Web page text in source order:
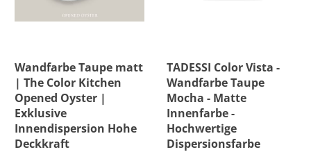
Wandfarbe Taupe matt
| The Color Kitchen
Opened Oyster |
Exklusive
Innendispersion Hohe
Deckkraft
TADESSI Color Vista -
Wandfarbe Taupe
Mocha - Matte
Innenfarbe -
Hochwertige
Dispersionsfarbe